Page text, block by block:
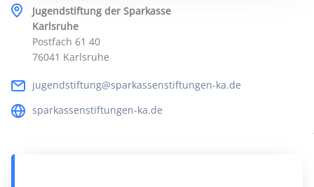
Jugendstiftung der Sparkasse
Karlsruhe
Postfach 61 40
76041 Karlsruhe
jugendstiftung@sparkassenstiftungen-ka.de
sparkassenstiftungen-ka.de